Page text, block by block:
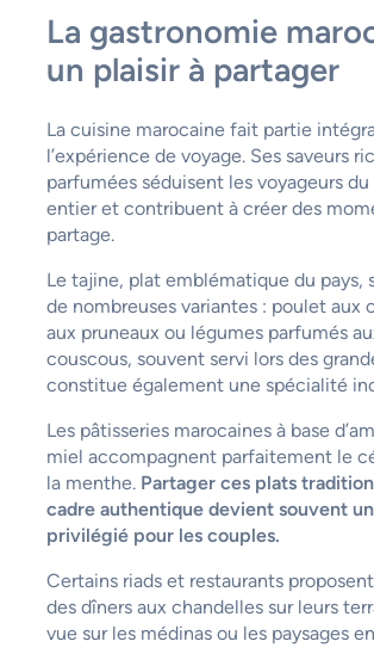
La gastronomie
un plaisir à partager
La cuisine marocaine fait partie
l’expérience de voyage. Ses saveurs
parfumées séduisent les voyageurs
entier et contribuent à créer des
partage.
Le tajine, plat emblématique du pays,
de nombreuses variantes : poulet aux
aux pruneaux ou légumes parfumés
couscous, souvent servi lors des
constitue également une spécialité
Les pâtisseries marocaines à base
miel accompagnent parfaitement le
la menthe. Partager ces plats
cadre authentique devient souvent
privilégié pour les couples.
Certains riads et restaurants
des dîners aux chandelles sur leurs
vue sur les médinas ou les paysages